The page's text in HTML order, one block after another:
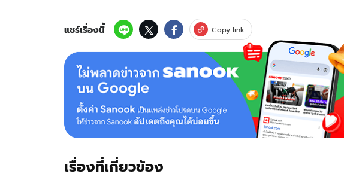
แชร์เรื่องนี้ Copy link
เรื่องที่เกี่ยวข้อง